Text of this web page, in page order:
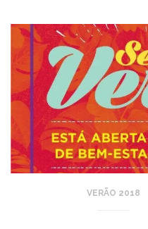
VERÃO 2018